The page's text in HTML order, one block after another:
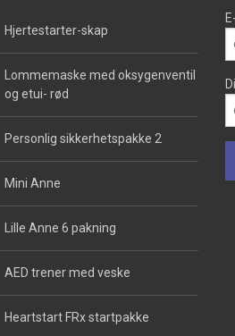
Hjertestarter-skap
Lommemaske med oksygenventil
og etui- rød
Personlig sikkerhetspakke 2
Mini Anne
Lille Anne 6 pakning
AED trener med veske
Heartstart FRx startpakke